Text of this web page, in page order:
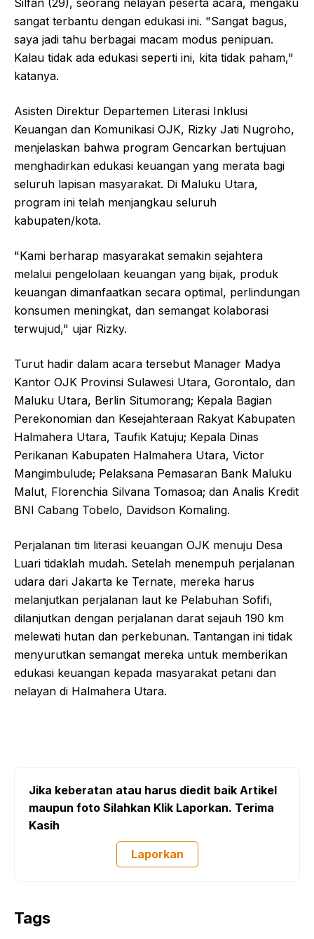
sangat terbantu dengan edukasi ini. "Sangat bagus,
saya jadi tahu berbagai macam modus penipuan.
Kalau tidak ada edukasi seperti ini, kita tidak paham,"
katanya.
Asisten Direktur Departemen Literasi Inklusi
Keuangan dan Komunikasi OJK, Rizky Jati Nugroho,
menjelaskan bahwa program Gencarkan bertujuan
menghadirkan edukasi keuangan yang merata bagi
seluruh lapisan masyarakat. Di Maluku Utara,
program ini telah menjangkau seluruh
kabupaten/kota.
"Kami berharap masyarakat semakin sejahtera
melalui pengelolaan keuangan yang bijak, produk
keuangan dimanfaatkan secara optimal, perlindungan
konsumen meningkat, dan semangat kolaborasi
terwujud," ujar Rizky.
Turut hadir dalam acara tersebut Manager Madya
Kantor OJK Provinsi Sulawesi Utara, Gorontalo, dan
Maluku Utara, Berlin Situmorang; Kepala Bagian
Perekonomian dan Kesejahteraan Rakyat Kabupaten
Halmahera Utara, Taufik Katuju; Kepala Dinas
Perikanan Kabupaten Halmahera Utara, Victor
Mangimbulude; Pelaksana Pemasaran Bank Maluku
Malut, Florenchia Silvana Tomasoa; dan Analis Kredit
BNI Cabang Tobelo, Davidson Komaling.
Perjalanan tim literasi keuangan OJK menuju Desa
Luari tidaklah mudah. Setelah menempuh perjalanan
udara dari Jakarta ke Ternate, mereka harus
melanjutkan perjalanan laut ke Pelabuhan Sofifi,
dilanjutkan dengan perjalanan darat sejauh 190 km
melewati hutan dan perkebunan. Tantangan ini tidak
menyurutkan semangat mereka untuk memberikan
edukasi keuangan kepada masyarakat petani dan
nelayan di Halmahera Utara.
Jika keberatan atau harus diedit baik Artikel
maupun foto Silahkan Klik Laporkan. Terima
Kasih
Laporkan
Tags